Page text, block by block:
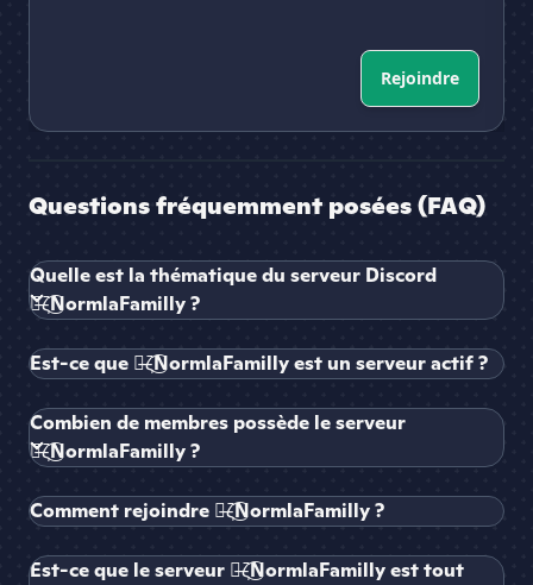
Rejoindre
Questions fréquemment posées (FAQ)
Quelle est la thématique du serveur Discord
๖̶ζ͜͡NormlaFamilly ?
Est-ce que ๖̶ζ͜͡NormlaFamilly est un serveur actif ?
Combien de membres possède le serveur
๖̶ζ͜͡NormlaFamilly ?
Comment rejoindre ๖̶ζ͜͡NormlaFamilly ?
Est-ce que le serveur ๖̶ζ͜͡NormlaFamilly est tout